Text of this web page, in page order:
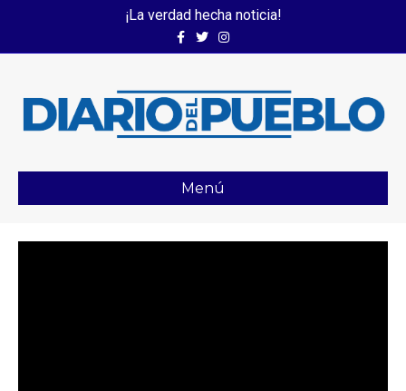
¡La verdad hecha noticia!
FacebookTwitterInstagram
Menú